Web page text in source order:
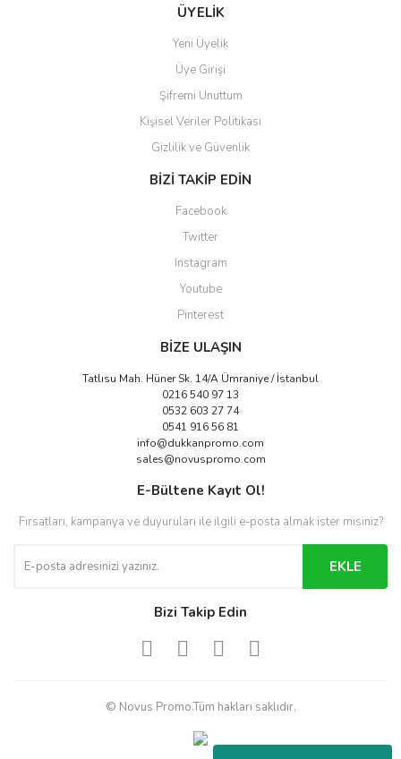
ÜYELİK
Yeni Üyelik
Üye Girişi
Şifremi Unuttum
Kişisel Veriler Politikası
Gizlilik ve Güvenlik
BİZİ TAKİP EDİN
Facebook
Twitter
Instagram
Youtube
Pinterest
BİZE ULAŞIN
Tatlısu Mah. Hüner Sk. 14/A Ümraniye / İstanbul
0216 540 97 13
0532 603 27 74
0541 916 56 81
info@dukkanpromo.com
sales@novuspromo.com
E-Bültene Kayıt Ol!
Fırsatları, kampanya ve duyuruları ile ilgili e-posta almak ister misiniz?
EKLE
Bizi Takip Edin
© Novus Promo.Tüm hakları saklıdır.